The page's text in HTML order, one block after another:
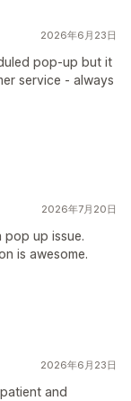
2026年6月23日
pop-up but it
service - always
2026年7月20日
pop up issue.
is awesome.
2026年6月23日
and